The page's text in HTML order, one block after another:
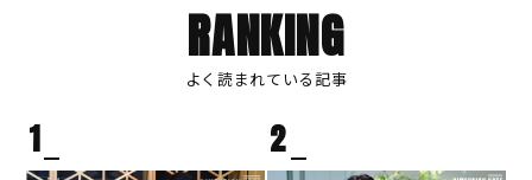
RANKING
よく読まれている記事
1 2